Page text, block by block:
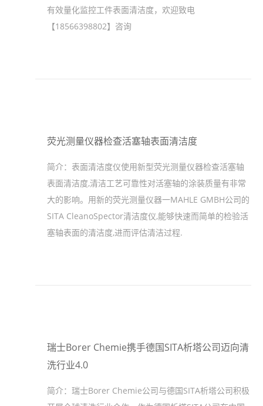
有效量化监控工件表面清洁度，欢迎致电
【18566398802】咨询
荧光测量仪器检查活塞轴表面清洁度
简介： 表面清洁度仪使用新型荧光测量仪器检查活塞轴
表面清洁度,清洁工艺可靠性对活塞轴的涂装质量有非常
大的影响。用新的荧光测量仪器一MAHLE GMBH公司的
SITA CleanoSpector清洁度仪,能够快速而简单的检验活
塞轴表面的清洁度,进而评估清洁过程.
瑞士Borer Chemie携手德国SITA析塔公司迈向清
洗行业4.0
简介： 瑞士Borer Chemie公司与德国SITA析塔公司积极